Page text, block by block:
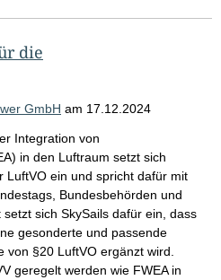
die
GmbH am 17.12.2024
Integration von
in den Luftraum setzt sich
LuftVO ein und spricht dafür mit
Bundesbehörden und
sich SkySails dafür ein, dass
gesonderte und passende
von §20 LuftVO ergänzt wird.
geregelt werden wie FWEA in